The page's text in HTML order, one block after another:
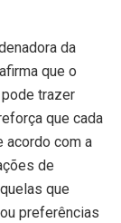
da
que o
trazer
que cada
acordo com a
de
que
preferências